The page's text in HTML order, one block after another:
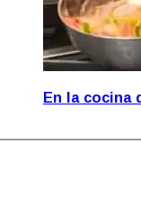
En la cocina